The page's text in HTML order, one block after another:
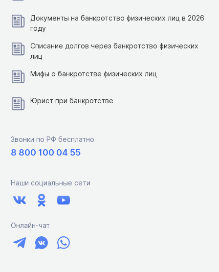
Документы на банкротство физических лиц в 2026
году
Списание долгов через банкротство физических
лиц
Мифы о банкротстве физических лиц
Юрист при банкротстве
Звонки по РФ бесплатно
8 800 100 04 55
Наши социальные сети
Онлайн-чат